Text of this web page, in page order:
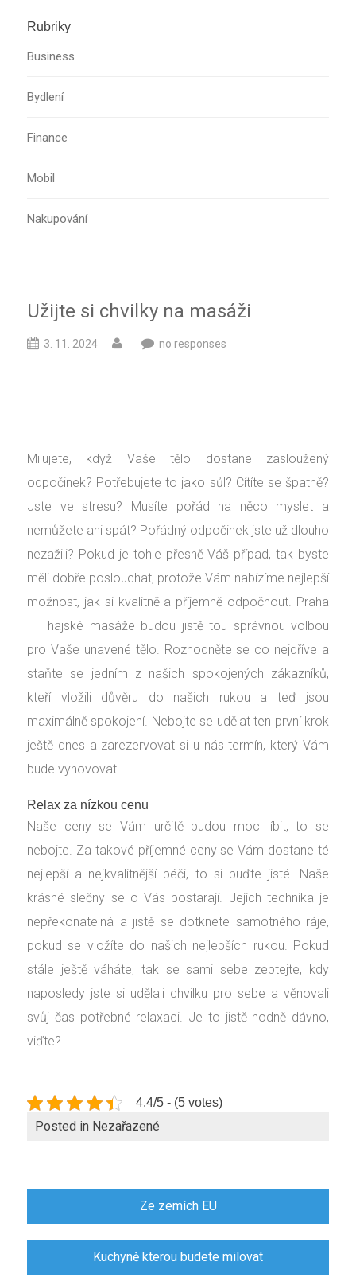
Rubriky
Business
Bydlení
Finance
Mobil
Nakupování
Užijte si chvilky na masáži
3. 11. 2024 no responses
Milujete, když Vaše tělo dostane zasloužený
odpočinek? Potřebujete to jako sůl? Cítíte se špatně?
Jste ve stresu? Musíte pořád na něco myslet a
nemůžete ani spát? Pořádný odpočinek jste už dlouho
nezažili? Pokud je tohle přesně Váš případ, tak byste
měli dobře poslouchat, protože Vám nabízíme nejlepší
možnost, jak si kvalitně a příjemně odpočnout. Praha
– Thajské masáže budou jistě tou správnou volbou
pro Vaše unavené tělo. Rozhodněte se co nejdříve a
staňte se jedním z našich spokojených zákazníků,
kteří vložili důvěru do našich rukou a teď jsou
maximálně spokojení. Nebojte se udělat ten první krok
ještě dnes a zarezervovat si u nás termín, který Vám
bude vyhovovat.
Relax za nízkou cenu
Naše ceny se Vám určitě budou moc líbit, to se
nebojte. Za takové příjemné ceny se Vám dostane té
nejlepší a nejkvalitnější péči, to si buďte jisté. Naše
krásné slečny se o Vás postarají. Jejich technika je
nepřekonatelná a jistě se dotknete samotného ráje,
pokud se vložíte do našich nejlepších rukou. Pokud
stále ještě váháte, tak se sami sebe zeptejte, kdy
naposledy jste si udělali chvilku pro sebe a věnovali
svůj čas potřebné relaxaci. Je to jistě hodně dávno,
viďte?
4.4/5 - (5 votes)
Posted in Nezařazené
Ze zemích EU
Kuchyně kterou budete milovat